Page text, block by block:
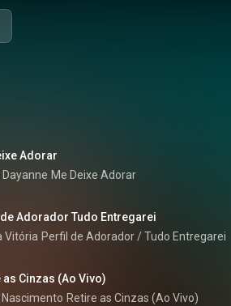
Adorar
Dayanne Me Deixe Adorar
Adorador Tudo Entregarei
Vitória Perfil de Adorador / Tudo Entregarei
as Cinzas (Ao Vivo)
Nascimento Retire as Cinzas (Ao Vivo)